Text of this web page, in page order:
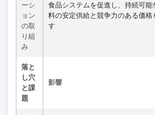
ーシ
ョン
の取
り組
み
食品システムを促進し、持続可
料の安定供給と競争力のある価格
す
落と
し穴
と課
題
影響